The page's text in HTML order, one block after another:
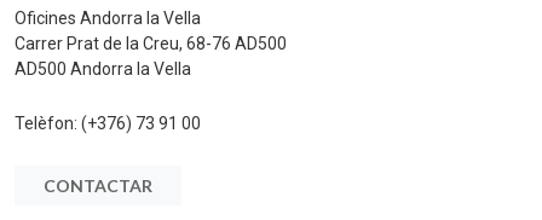
Oficines Andorra la Vella
Carrer Prat de la Creu, 68-76 AD500
AD500 Andorra la Vella
Telèfon: (+376) 73 91 00
CONTACTAR